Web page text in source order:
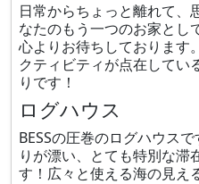
日常からちょっと離れて、
なたのもう一つのお家とし
心よりお待ちしております
クティビティが点在してい
りです！
ログハウス
BESSの圧巻のログハウス
りが漂い、とても特別な滞
す！広々と使える海の見え